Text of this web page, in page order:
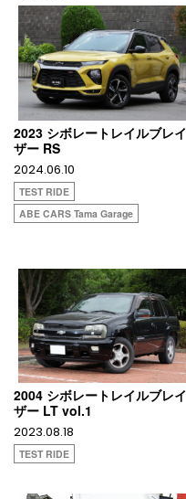
2023 シボレートレイルブレイ
ザー RS
2024.06.10
TEST RIDE
ABE CARS Tama Garage
2004 シボレートレイルブレイ
ザー LT vol.1
2023.08.18
TEST RIDE